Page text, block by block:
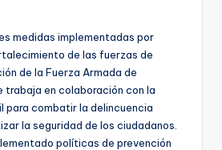
medidas implementadas por
de las fuerzas de
de la Fuerza Armada de
trabaja en colaboración con la
para combatir la delincuencia
la seguridad de los ciudadanos.
políticas de prevención